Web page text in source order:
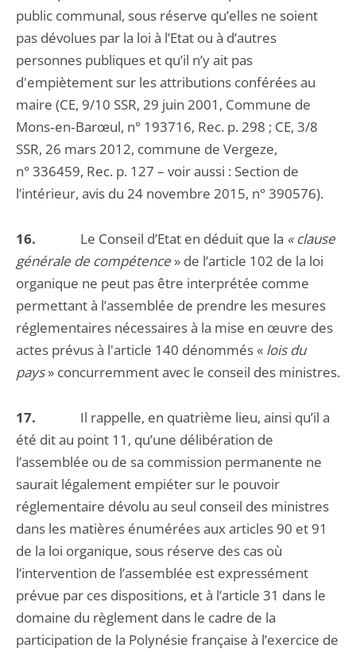
public communal, sous réserve qu’elles ne soient
pas dévolues par la loi à l’Etat ou à d’autres
personnes publiques et qu’il n’y ait pas
d'empiètement sur les attributions conférées au
maire (CE, 9/10 SSR, 29 juin 2001, Commune de
Mons‑en‑Barœul, n° 193716, Rec. p. 298 ; CE, 3/8
SSR, 26 mars 2012, commune de Vergeze,
n° 336459, Rec. p. 127 – voir aussi : Section de
l’intérieur, avis du 24 novembre 2015, n° 390576).
16. Le Conseil d’Etat en déduit que la « clause
générale de compétence » de l’article 102 de la loi
organique ne peut pas être interprétée comme
permettant à l’assemblée de prendre les mesures
réglementaires nécessaires à la mise en œuvre des
actes prévus à l'article 140 dénommés « lois du
pays» concurremment avec le conseil des ministres.
17. Il rappelle, en quatrième lieu, ainsi qu’il a
été dit au point 11, qu’une délibération de
l’assemblée ou de sa commission permanente ne
saurait légalement empiéter sur le pouvoir
réglementaire dévolu au seul conseil des ministres
dans les matières énumérées aux articles 90 et 91
de la loi organique, sous réserve des cas où
l’intervention de l’assemblée est expressément
prévue par ces dispositions, et à l’article 31 dans le
domaine du règlement dans le cadre de la
participation de la Polynésie française à l’exercice de